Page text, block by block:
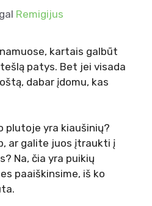
Remigijus
kartais galbūt
patys. Bet jei visada
dabar įdomu, kas
plutoje yra kiaušinių?
ar galite juos įtraukti į
Na, čia yra puikių
paaiškinsime, iš ko